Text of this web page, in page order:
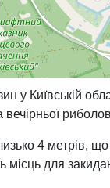
у Київській
4 метрів,
місць для